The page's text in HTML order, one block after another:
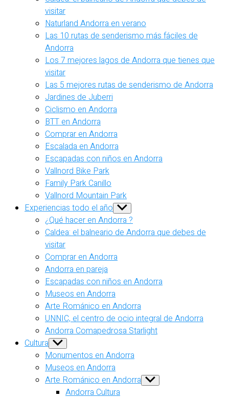
visitar
Naturland Andorra en verano
Las 10 rutas de senderismo más fáciles de
Andorra
Los 7 mejores lagos de Andorra que tienes que
visitar
Las 5 mejores rutas de senderismo de Andorra
Jardines de Juberri
Ciclismo en Andorra
BTT en Andorra
Comprar en Andorra
Escalada en Andorra
Escapadas con niños en Andorra
Vallnord Bike Park
Family Park Canillo
Vallnord Mountain Park
Experiencias todo el año Show
sub
menu
¿Qué hacer en Andorra ?
Caldea: el balneario de Andorra que debes de
visitar
Comprar en Andorra
Andorra en pareja
Escapadas con niños en Andorra
Museos en Andorra
Arte Románico en Andorra
UNNIC, el centro de ocio integral de Andorra
Andorra Comapedrosa Starlight
Cultura Show
sub
menu
Monumentos en Andorra
Museos en Andorra
Arte Románico en Andorra Show
sub
Andorra Cultura